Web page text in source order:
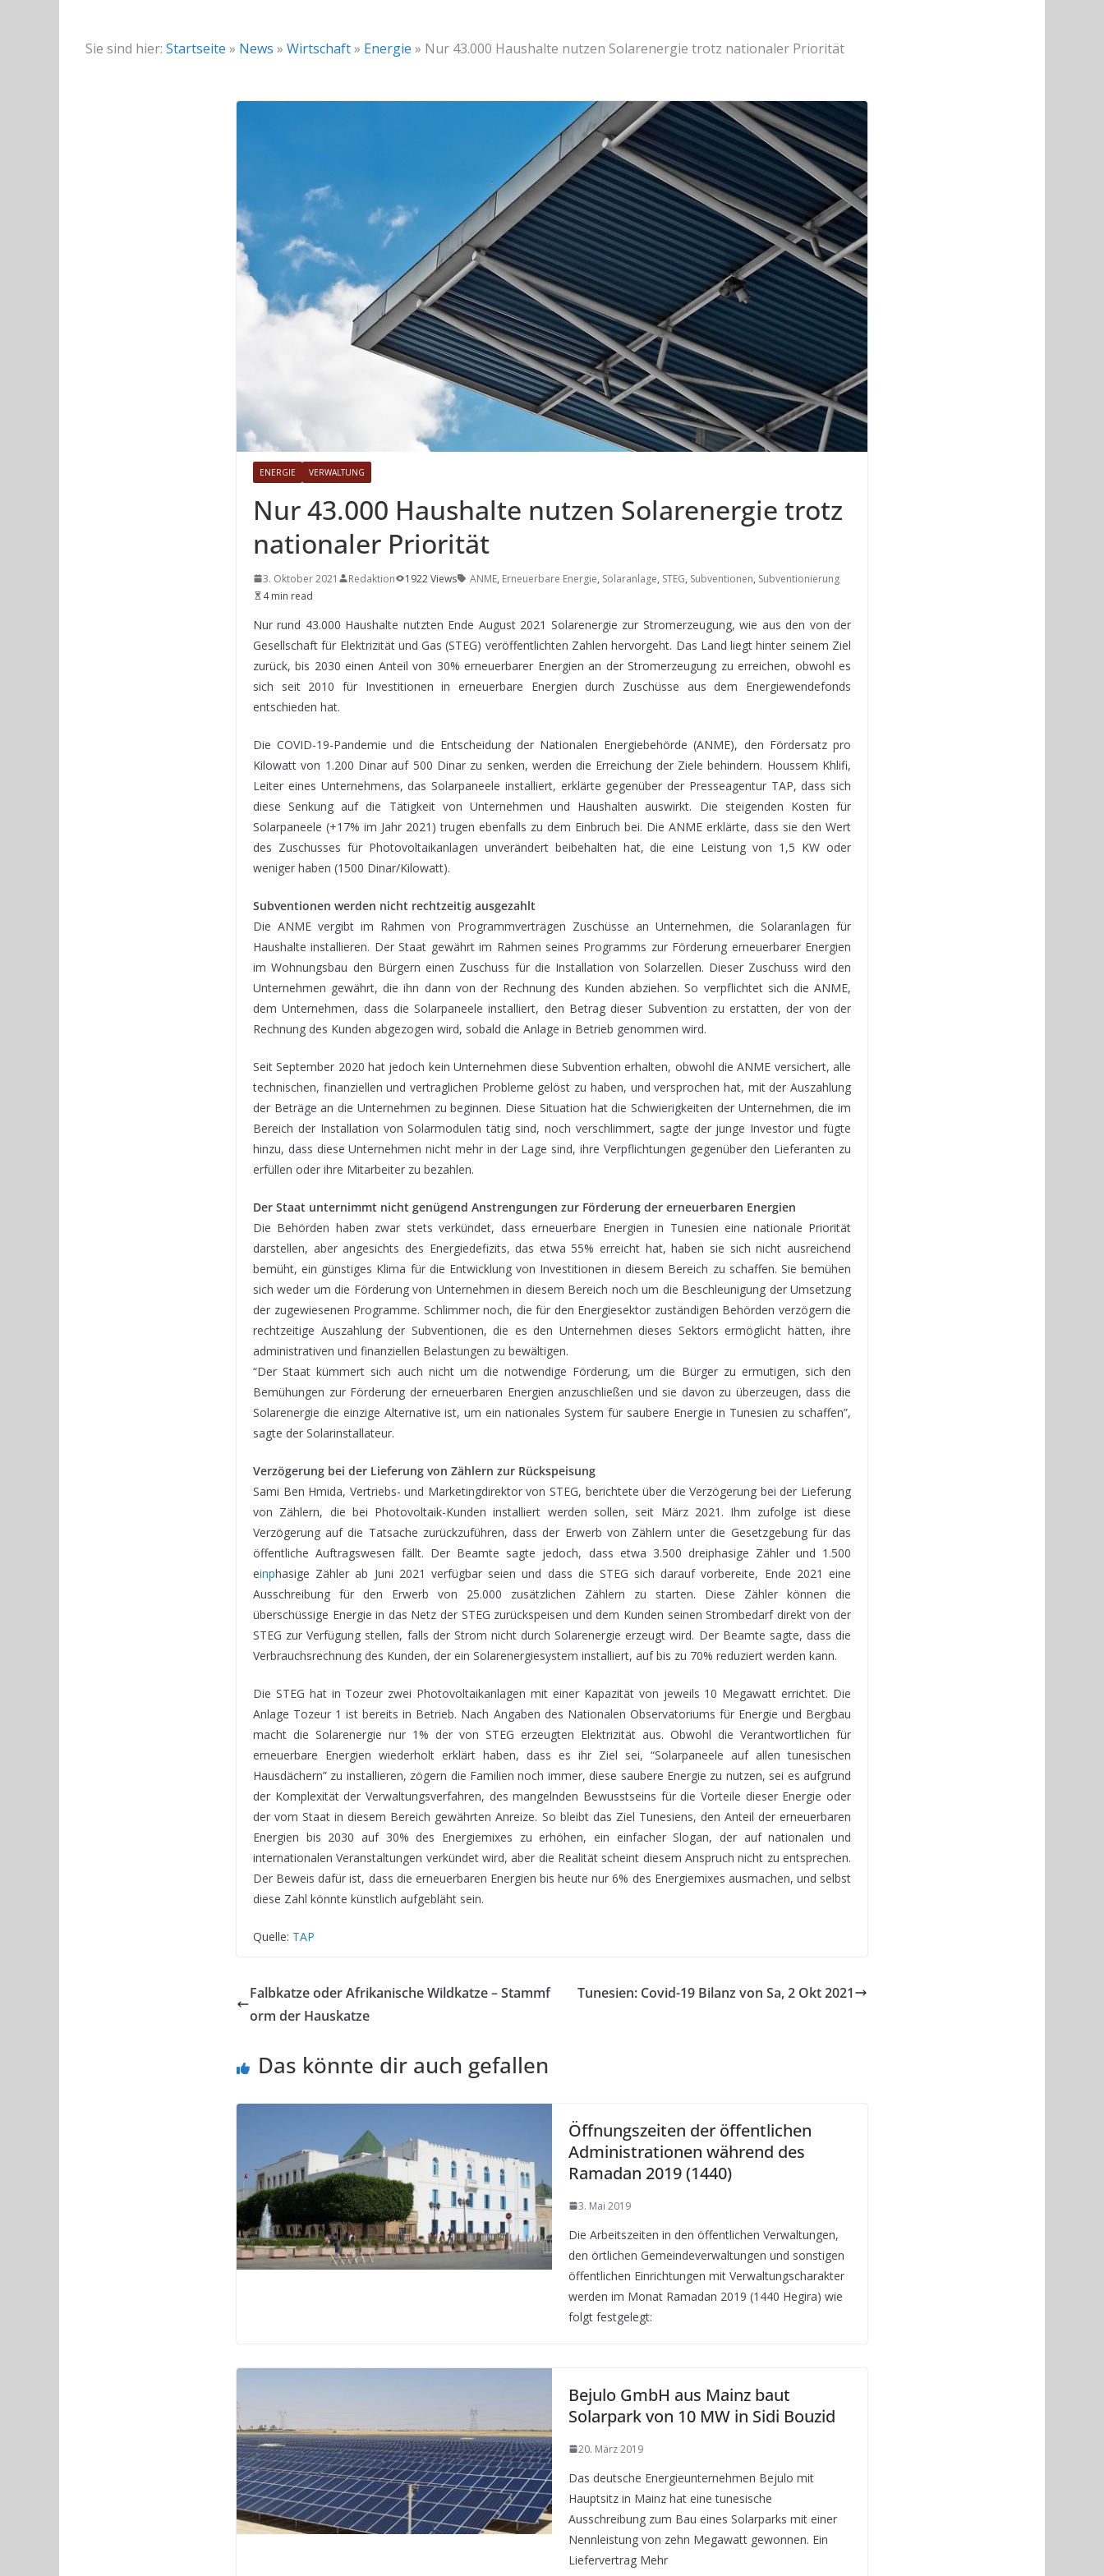
Sie sind hier: Startseite » News » Wirtschaft» Energie » Nur 43.000 Haushalte nutzen Solarenergie trotz nationaler Priorität
ENERGIE VERWALTUNG
Nur 43.000 Haushalte nutzen Solarenergie trotz
nationaler Priorität
3. Oktober 2021 Redaktion 1922 Views ANME, Erneuerbare Energie, Solaranlage, STEG, Subventionen, Subventionierung
4 min read
Nur rund 43.000 Haushalte nutzten Ende August 2021 Solarenergie zur Stromerzeugung, wie aus den von der
Gesellschaft für Elektrizität und Gas (STEG) veröffentlichten Zahlen hervorgeht. Das Land liegt hinter seinem Ziel
zurück, bis 2030 einen Anteil von 30% erneuerbarer Energien an der Stromerzeugung zu erreichen, obwohl es
sich seit 2010 für Investitionen in erneuerbare Energien durch Zuschüsse aus dem Energiewendefonds
entschieden hat.
Die COVID-19-Pandemie und die Entscheidung der Nationalen Energiebehörde (ANME), den Fördersatz pro
Kilowatt von 1.200 Dinar auf 500 Dinar zu senken, werden die Erreichung der Ziele behindern. Houssem Khlifi,
Leiter eines Unternehmens, das Solarpaneele installiert, erklärte gegenüber der Presseagentur TAP, dass sich
diese Senkung auf die Tätigkeit von Unternehmen und Haushalten auswirkt. Die steigenden Kosten für
Solarpaneele (+17% im Jahr 2021) trugen ebenfalls zu dem Einbruch bei. Die ANME erklärte, dass sie den Wert
des Zuschusses für Photovoltaikanlagen unverändert beibehalten hat, die eine Leistung von 1,5 KW oder
weniger haben (1500 Dinar/Kilowatt).
Subventionen werden nicht rechtzeitig ausgezahlt
Die ANME vergibt im Rahmen von Programmverträgen Zuschüsse an Unternehmen, die Solaranlagen für
Haushalte installieren. Der Staat gewährt im Rahmen seines Programms zur Förderung erneuerbarer Energien
im Wohnungsbau den Bürgern einen Zuschuss für die Installation von Solarzellen. Dieser Zuschuss wird den
Unternehmen gewährt, die ihn dann von der Rechnung des Kunden abziehen. So verpflichtet sich die ANME,
dem Unternehmen, dass die Solarpaneele installiert, den Betrag dieser Subvention zu erstatten, der von der
Rechnung des Kunden abgezogen wird, sobald die Anlage in Betrieb genommen wird.
Seit September 2020 hat jedoch kein Unternehmen diese Subvention erhalten, obwohl die ANME versichert, alle
technischen, finanziellen und vertraglichen Probleme gelöst zu haben, und versprochen hat, mit der Auszahlung
der Beträge an die Unternehmen zu beginnen. Diese Situation hat die Schwierigkeiten der Unternehmen, die im
Bereich der Installation von Solarmodulen tätig sind, noch verschlimmert, sagte der junge Investor und fügte
hinzu, dass diese Unternehmen nicht mehr in der Lage sind, ihre Verpflichtungen gegenüber den Lieferanten zu
erfüllen oder ihre Mitarbeiter zu bezahlen.
Der Staat unternimmt nicht genügend Anstrengungen zur Förderung der erneuerbaren Energien
Die Behörden haben zwar stets verkündet, dass erneuerbare Energien in Tunesien eine nationale Priorität
darstellen, aber angesichts des Energiedefizits, das etwa 55% erreicht hat, haben sie sich nicht ausreichend
bemüht, ein günstiges Klima für die Entwicklung von Investitionen in diesem Bereich zu schaffen. Sie bemühen
sich weder um die Förderung von Unternehmen in diesem Bereich noch um die Beschleunigung der Umsetzung
der zugewiesenen Programme. Schlimmer noch, die für den Energiesektor zuständigen Behörden verzögern die
rechtzeitige Auszahlung der Subventionen, die es den Unternehmen dieses Sektors ermöglicht hätten, ihre
administrativen und finanziellen Belastungen zu bewältigen.
“Der Staat kümmert sich auch nicht um die notwendige Förderung, um die Bürger zu ermutigen, sich den
Bemühungen zur Förderung der erneuerbaren Energien anzuschließen und sie davon zu überzeugen, dass die
Solarenergie die einzige Alternative ist, um ein nationales System für saubere Energie in Tunesien zu schaffen”,
sagte der Solarinstallateur.
Verzögerung bei der Lieferung von Zählern zur Rückspeisung
Sami Ben Hmida, Vertriebs- und Marketingdirektor von STEG, berichtete über die Verzögerung bei der Lieferung
von Zählern, die bei Photovoltaik-Kunden installiert werden sollen, seit März 2021. Ihm zufolge ist diese
Verzögerung auf die Tatsache zurückzuführen, dass der Erwerb von Zählern unter die Gesetzgebung für das
öffentliche Auftragswesen fällt. Der Beamte sagte jedoch, dass etwa 3.500 dreiphasige Zähler und 1.500
einphasige Zähler ab Juni 2021 verfügbar seien und dass die STEG sich darauf vorbereite, Ende 2021 eine
Ausschreibung für den Erwerb von 25.000 zusätzlichen Zählern zu starten. Diese Zähler können die
überschüssige Energie in das Netz der STEG zurückspeisen und dem Kunden seinen Strombedarf direkt von der
STEG zur Verfügung stellen, falls der Strom nicht durch Solarenergie erzeugt wird. Der Beamte sagte, dass die
Verbrauchsrechnung des Kunden, der ein Solarenergiesystem installiert, auf bis zu 70% reduziert werden kann.
Die STEG hat in Tozeur zwei Photovoltaikanlagen mit einer Kapazität von jeweils 10 Megawatt errichtet. Die
Anlage Tozeur 1 ist bereits in Betrieb. Nach Angaben des Nationalen Observatoriums für Energie und Bergbau
macht die Solarenergie nur 1% der von STEG erzeugten Elektrizität aus. Obwohl die Verantwortlichen für
erneuerbare Energien wiederholt erklärt haben, dass es ihr Ziel sei, “Solarpaneele auf allen tunesischen
Hausdächern” zu installieren, zögern die Familien noch immer, diese saubere Energie zu nutzen, sei es aufgrund
der Komplexität der Verwaltungsverfahren, des mangelnden Bewusstseins für die Vorteile dieser Energie oder
der vom Staat in diesem Bereich gewährten Anreize. So bleibt das Ziel Tunesiens, den Anteil der erneuerbaren
Energien bis 2030 auf 30% des Energiemixes zu erhöhen, ein einfacher Slogan, der auf nationalen und
internationalen Veranstaltungen verkündet wird, aber die Realität scheint diesem Anspruch nicht zu entsprechen.
Der Beweis dafür ist, dass die erneuerbaren Energien bis heute nur 6% des Energiemixes ausmachen, und selbst
diese Zahl könnte künstlich aufgebläht sein.
Quelle: TAP
Falbkatze oder Afrikanische Wildkatze – Stammf
orm der Hauskatze
Tunesien: Covid-19 Bilanz von Sa, 2 Okt 2021
Das könnte dir auch gefallen
Öffnungszeiten der öffentlichen
Administrationen während des
Ramadan 2019 (1440)
3. Mai 2019
Die Arbeitszeiten in den öffentlichen Verwaltungen,
den örtlichen Gemeindeverwaltungen und sonstigen
öffentlichen Einrichtungen mit Verwaltungscharakter
werden im Monat Ramadan 2019 (1440 Hegira) wie
folgt festgelegt:
Bejulo GmbH aus Mainz baut
Solarpark von 10 MW in Sidi Bouzid
20. März 2019
Das deutsche Energieunternehmen Bejulo mit
Hauptsitz in Mainz hat eine tunesische
Ausschreibung zum Bau eines Solarparks mit einer
Nennleistung von zehn Megawatt gewonnen. Ein
Liefervertrag Mehr